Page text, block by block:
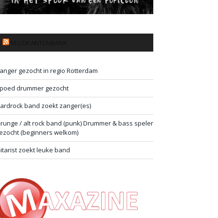
gezocht in regio Rotterdam
drummer gezocht
band zoekt zanger(es)
/ alt rock band (punk) Drummer & bass speler
(beginners welkom)
zoekt leuke band